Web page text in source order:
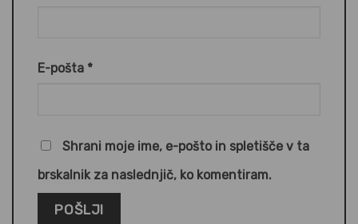
E-pošta *
Shrani moje ime, e-pošto in spletišče v ta
brskalnik za naslednjič, ko komentiram.